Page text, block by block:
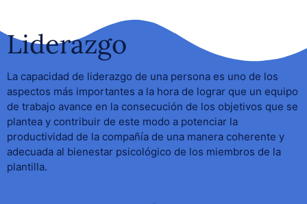
Liderazgo
La capacidad de liderazgo de una persona es uno de los
aspectos más importantes a la hora de lograr que un equipo
de trabajo avance en la consecución de los objetivos que se
plantea y contribuir de este modo a potenciar la
productividad de la compañía de una manera coherente y
adecuada al bienestar psicológico de los miembros de la
plantilla.